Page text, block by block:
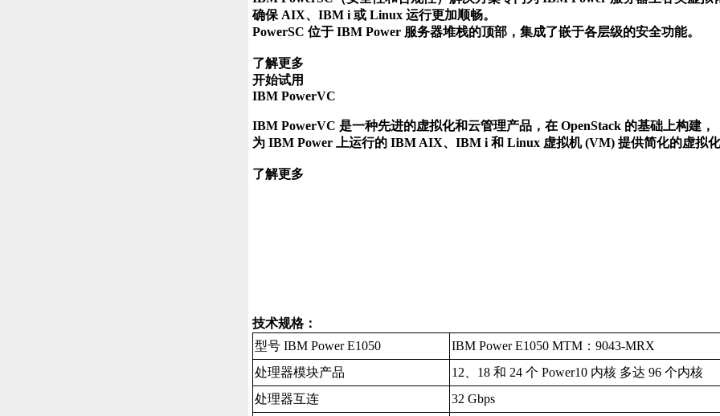
确保 AIX、IBM i 或 Linux 运行更加顺畅。
PowerSC 位于 IBM Power 服务器堆栈的顶部，集成了嵌于各层级的安全功能。
了解更多
开始试用
IBM PowerVC
IBM PowerVC 是一种先进的虚拟化和云管理产品，在 OpenStack 的基础上构建，
为 IBM Power 上运行的 IBM AIX、IBM i 和 Linux 虚拟机 (VM) 提供简化的虚拟化
了解更多
型号 IBM Power E1050
IBM Power E1050 MTM：9043-MRX
处理器模块产品
12、18 和 24 个 Power10 内核 多达 96 个内核
处理器互连
32 Gbps